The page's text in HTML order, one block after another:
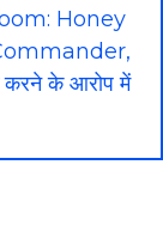
Honey
करने के आरोप में